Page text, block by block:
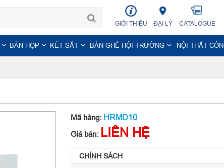
GIỚI THIỆU ĐẠI LÝ CATALOGUE
BÀN HỌP KÉT SẮT BÀN GHẾ HỘI TRƯỜNG NỘI THẤT
Mã hàng: HRMD10
Giá bán: LIÊN HỆ
CHÍNH SÁCH